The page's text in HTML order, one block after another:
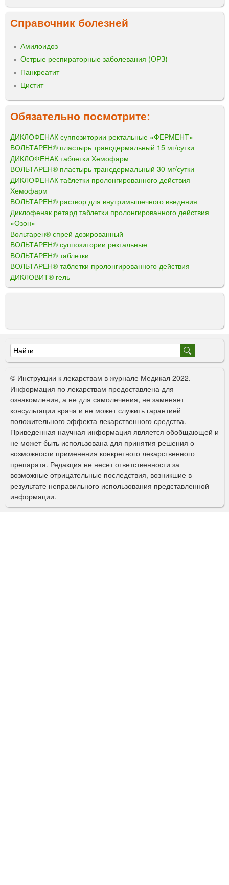
Справочник болезней
Амилоидоз
Острые респираторные заболевания (ОРЗ)
Панкреатит
Цистит
Обязательно посмотрите:
ДИКЛОФЕНАК суппозитории ректальные «ФЕРМЕНТ»
ВОЛЬТАРЕН® пластырь трансдермальный 15 мг/сутки
ДИКЛОФЕНАК таблетки Хемофарм
ВОЛЬТАРЕН® пластырь трансдермальный 30 мг/сутки
ДИКЛОФЕНАК таблетки пролонгированного действия
Хемофарм
ВОЛЬТАРЕН® раствор для внутримышечного введения
Диклофенак ретард таблетки пролонгированного действия
«Озон»
Вольтарен® спрей дозированный
ВОЛЬТАРЕН® суппозитории ректальные
ВОЛЬТАРЕН® таблетки
ВОЛЬТАРЕН® таблетки пролонгированного действия
ДИКЛОВИТ® гель
Ф
о
р
м
а
п
о
и
с
к
© Инструкции к лекарствам в журнале Медикал 2022.
Информация по лекарствам предоставлена для
ознакомления, а не для самолечения, не заменяет
консультации врача и не может служить гарантией
положительного эффекта лекарственного средства.
Приведенная научная информация является обобщающей и
не может быть использована для принятия решения о
возможности применения конкретного лекарственного
препарата. Редакция не несет ответственности за
возможные отрицательные последствия, возникшие в
результате неправильного использования представленной
информации.